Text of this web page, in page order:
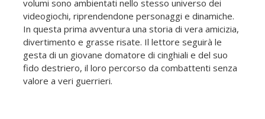
volumi sono ambientati nello stesso universo dei
videogiochi, riprendendone personaggi e dinamiche.
In questa prima avventura una storia di vera amicizia,
divertimento e grasse risate. Il lettore seguirà le
gesta di un giovane domatore di cinghiali e del suo
fido destriero, il loro percorso da combattenti senza
valore a veri guerrieri.